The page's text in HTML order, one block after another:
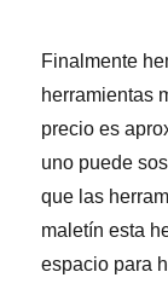
Finalmente
herramientas
precio es
uno puede
que las
maletín esta
espacio para